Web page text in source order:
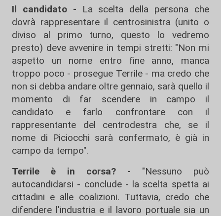
Il candidato -
La scelta della persona che
dovrà rappresentare il centrosinistra (unito o
diviso al primo turno, questo lo vedremo
presto) deve avvenire in tempi stretti: "Non mi
aspetto un nome entro fine anno, manca
troppo poco - prosegue Terrile - ma credo che
non si debba andare oltre gennaio, sarà quello il
momento di far scendere in campo il
candidato e farlo confrontare con il
rappresentante del centrodestra che, se il
nome di Piciocchi sarà confermato, è già in
campo da tempo".
Terrile è in corsa? - "Nessuno può
autocandidarsi - conclude - la scelta spetta ai
cittadini e alle coalizioni. Tuttavia, credo che
difendere l'industria e il lavoro portuale sia un